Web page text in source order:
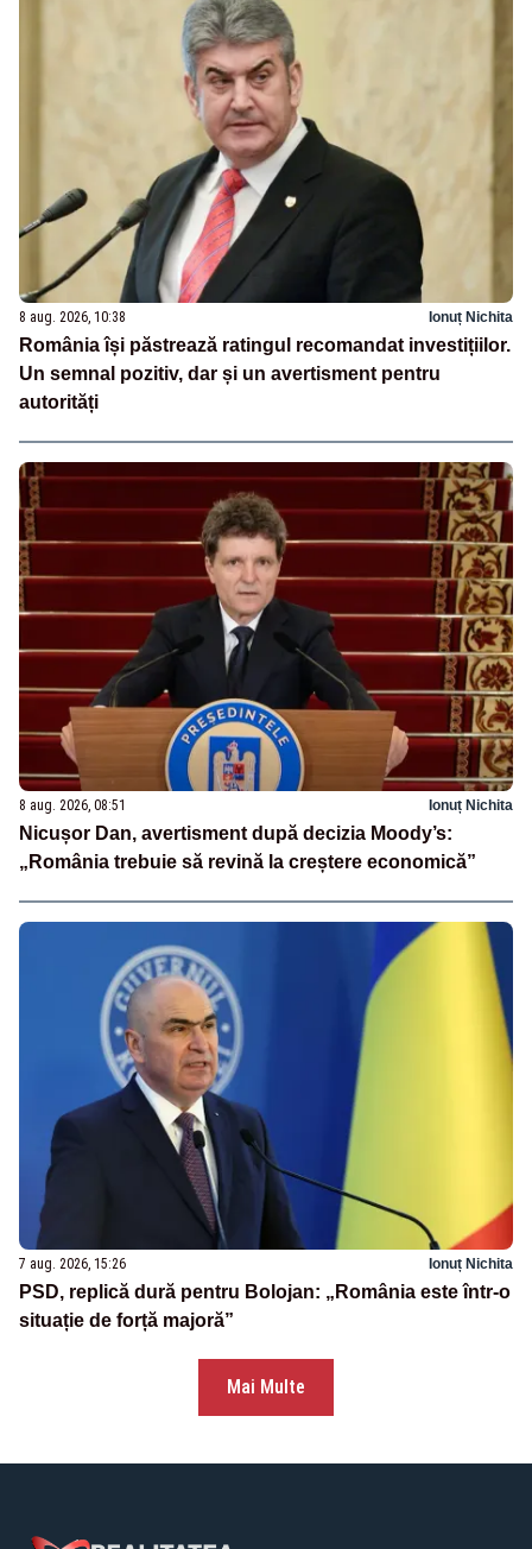
8 aug. 2026, 10:38 Ionuț Nichita
România își păstrează ratingul recomandat investițiilor.
Un semnal pozitiv, dar și un avertisment pentru
autorități
8 aug. 2026, 08:51 Ionuț Nichita
Nicușor Dan, avertisment după decizia Moody’s:
„România trebuie să revină la creștere economică”
7 aug. 2026, 15:26 Ionuț Nichita
PSD, replică dură pentru Bolojan: „România este într-o
situație de forță majoră”
Mai Multe